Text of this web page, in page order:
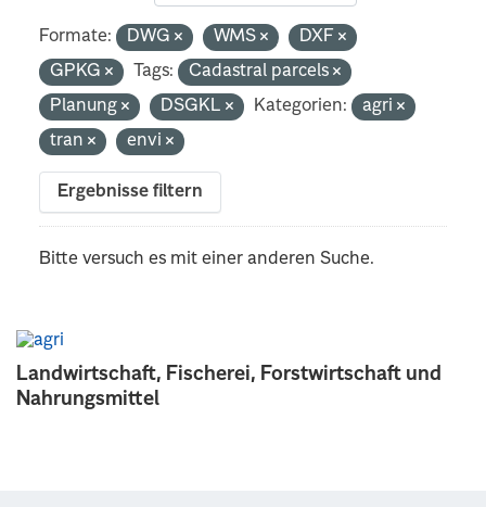
Landwirtschaft, Fischerei, Forstwirtschaft und
Nahrungsmittel
Formate: DWG WMS
DXF
GPKG
Tags:
Cadastral parcels
Planung
DSGKL Kategorien:
agri
tran
envi
Ergebnisse filtern
Bitte versuch es mit einer anderen Suche.